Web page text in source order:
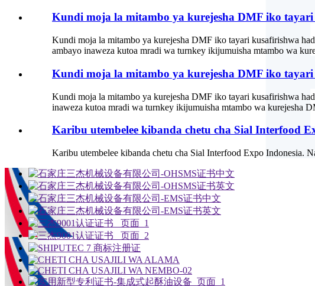
Kundi moja la mitambo ya kurejesha DMF iko
Kundi moja la mitambo ya kurejesha DMF iko tayari kusafirishwa
ambayo inaweza kutoa mradi wa turnkey ikijumuisha mtambo wa
Kundi moja la mitambo ya kurejesha DMF iko
Kundi moja la mitambo ya kurejesha DMF iko tayari kusafirishwa
inaweza kutoa mradi wa turnkey ikijumuisha mtambo wa kurejesha
Karibu utembelee kibanda chetu cha Sial Interfood
Karibu utembelee kibanda chetu cha Sial Interfood Expo Indonesia.